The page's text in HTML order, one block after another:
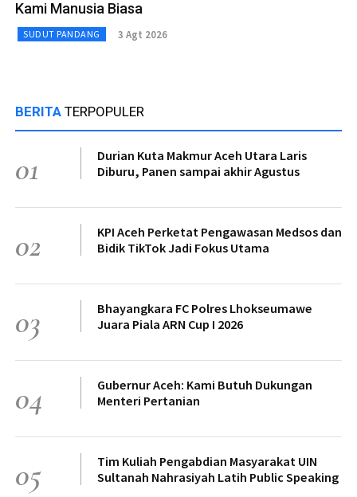
Kami Manusia Biasa
SUDUT PANDANG 3 Agt 2026
BERITA TERPOPULER
01
Durian Kuta Makmur Aceh Utara Laris
Diburu, Panen sampai akhir Agustus
02
KPI Aceh Perketat Pengawasan Medsos dan
Bidik TikTok Jadi Fokus Utama
03
Bhayangkara FC Polres Lhokseumawe
Juara Piala ARN Cup I 2026
04
Gubernur Aceh: Kami Butuh Dukungan
Menteri Pertanian
05
Tim Kuliah Pengabdian Masyarakat UIN
Sultanah Nahrasiyah Latih Public Speaking